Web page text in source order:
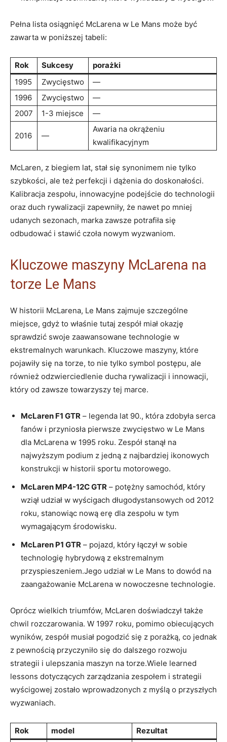
Pełna lista osiągnięć McLarena w Le Mans może być
zawarta w poniższej tabeli:
Rok Sukcesy
porażki
1995
Zwycięstwo
—
1996
Zwycięstwo
—
2007
1-3 miejsce —
2016 —
Awaria na okrążeniu
kwalifikacyjnym
McLaren, z biegiem lat, stał się synonimem nie tylko
szybkości, ale też perfekcji i dążenia do doskonałości.
Kalibracja zespołu, innowacyjne podejście do technologii
oraz duch rywalizacji zapewniły, że nawet po mniej
udanych sezonach, marka zawsze potrafiła się
odbudować i stawić czoła nowym wyzwaniom.
Kluczowe maszyny McLarena na
torze Le Mans
W historii McLarena, Le Mans zajmuje szczególne
miejsce, gdyż to właśnie tutaj zespół miał okazję
sprawdzić swoje zaawansowane technologie w
ekstremalnych warunkach. Kluczowe maszyny, które
pojawiły się na torze, to nie tylko symbol postępu, ale
również odzwierciedlenie ducha rywalizacji i innowacji,
który od zawsze towarzyszy tej marce.
McLaren F1 GTR – legenda lat 90., która zdobyła serca
fanów i przyniosła pierwsze zwycięstwo w Le Mans
dla McLarena w 1995 roku. Zespół stanął na
najwyższym podium z jedną z najbardziej ikonowych
konstrukcji w historii sportu motorowego.
McLaren MP4-12C GTR – potężny samochód, który
wziął udział w wyścigach długodystansowych od 2012
roku, stanowiąc nową erę dla zespołu w tym
wymagającym środowisku.
McLaren P1 GTR – pojazd, który łączył w sobie
technologię hybrydową z ekstremalnym
przyspieszeniem.Jego udział w Le Mans to dowód na
zaangażowanie McLarena w nowoczesne technologie.
Oprócz wielkich triumfów, McLaren doświadczył także
chwil rozczarowania. W 1997 roku, pomimo obiecujących
wyników, zespół musiał pogodzić się z porażką, co jednak
z pewnością przyczyniło się do dalszego rozwoju
strategii i ulepszania maszyn na torze.Wiele learned
lessons dotyczących zarządzania zespołem i strategii
wyścigowej zostało wprowadzonych z myślą o przyszłych
wyzwaniach.
Rok model
Rezultat